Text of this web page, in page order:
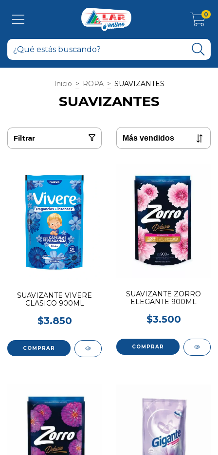
0
Inicio > ROPA > SUAVIZANTES
SUAVIZANTES
Filtrar
SUAVIZANTE VIVERE
CLASICO 900ML
$3.850
SUAVIZANTE ZORRO
ELEGANTE 900ML
$3.500